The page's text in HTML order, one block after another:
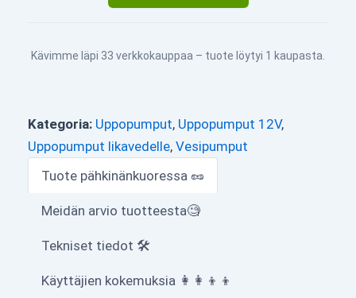
Kävimme läpi 33 verkkokauppaa – tuote löytyi 1 kaupasta.
Kategoria: Uppopumput, Uppopumput 12V,
Uppopumput likavedelle, Vesipumput
Tuote pähkinänkuoressa 🥜
Meidän arvio tuotteesta🧐
Tekniset tiedot 🛠
Käyttäjien kokemuksia 👩‍👩‍👦‍👦